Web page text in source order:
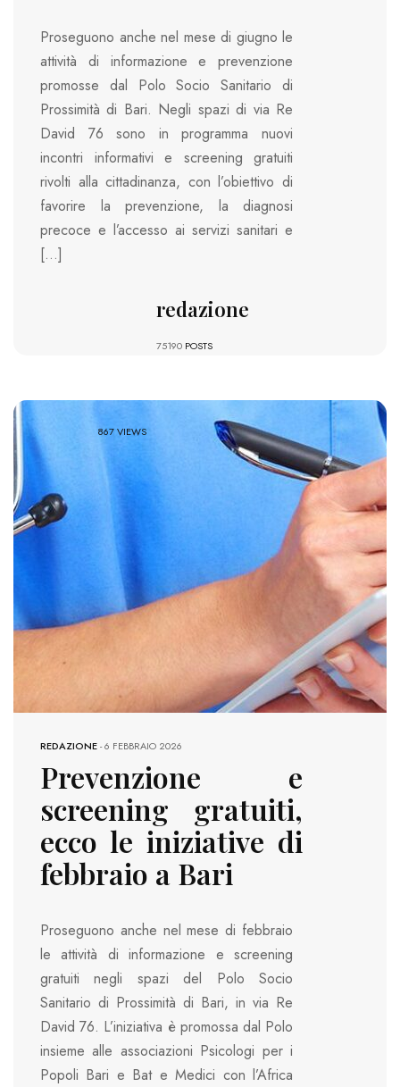
Proseguono anche nel mese di giugno le
attività di informazione e prevenzione
promosse dal Polo Socio Sanitario di
Prossimità di Bari. Negli spazi di via Re
David 76 sono in programma nuovi
incontri informativi e screening gratuiti
rivolti alla cittadinanza, con l’obiettivo di
favorire la prevenzione, la diagnosi
precoce e l’accesso ai servizi sanitari e
[…]
redazione
75190 POSTS
867 VIEWS
REDAZIONE-6 FEBBRAIO 2026
Prevenzione e
screening gratuiti,
ecco le iniziative di
febbraio a Bari
Proseguono anche nel mese di febbraio
le attività di informazione e screening
gratuiti negli spazi del Polo Socio
Sanitario di Prossimità di Bari, in via Re
David 76. L’iniziativa è promossa dal Polo
insieme alle associazioni Psicologi per i
Popoli Bari e Bat e Medici con l’Africa